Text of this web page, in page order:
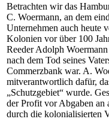
Betrachten wir das
C. Woermann, an dem
Unternehmen auch heute
Kolonien vor über 100
Reeder Adolph
nach dem Tod seines
Commerzbank war. A.
mitverantwortlich dafür,
„Schutzgebiet“ wurde.
der Profit vor Abgaben an
durch die kolonialisierten